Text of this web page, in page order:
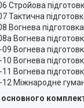
Стройова
Тактична
Вогнева
Вогнева
Вогнева
Вогнева
Вогнева
Міжнародне